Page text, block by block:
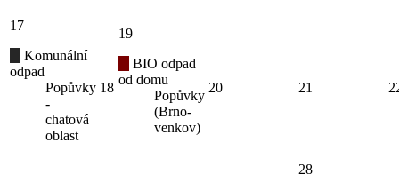
17
Komunální
odpad
Popůvky
-
chatová
oblast
18
19
BIO odpad
od domu
Popůvky
(Brno-
venkov)
20 21
28